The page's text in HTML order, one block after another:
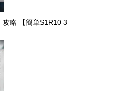
攻略 【簡単S1R10 3